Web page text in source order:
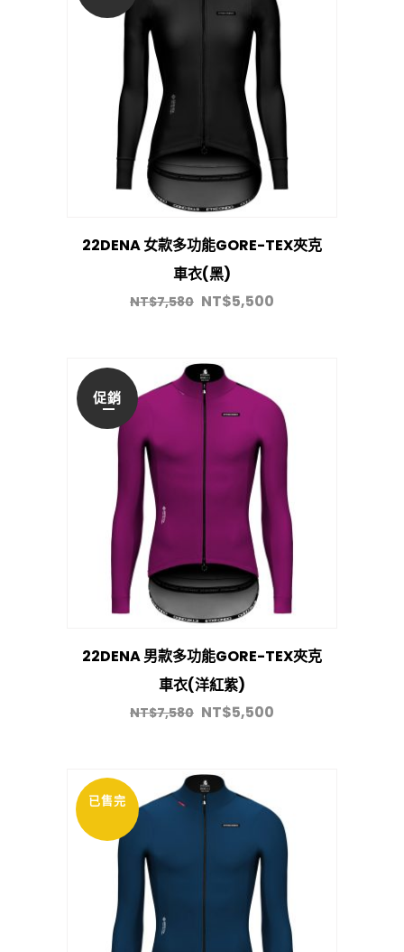
22DENA 女款多功能GORE-TEX夾克
車衣(黑)
NT$7,580 NT$5,500
促銷
22DENA 男款多功能GORE-TEX夾克
車衣(洋紅紫)
NT$7,580 NT$5,500
促銷
已售完